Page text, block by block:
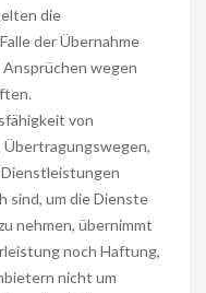
die
der Übernahme
wegen
von
Übertragungswegen,
sind, um die Dienste
nehmen, übernimmt
noch Haftung,
nicht um